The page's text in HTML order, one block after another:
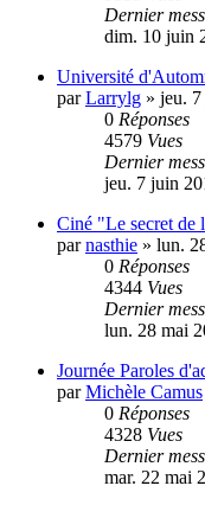
Dernier
dim. 10 juin
Université
parLarrylg » jeu.
0 Réponses
4579 Vues
Dernier
jeu. 7 juin
Ciné "Le secret de
parnasthie » lun.
0 Réponses
4344 Vues
Dernier
lun. 28 mai
Journée Paroles
parMichèle Camus
0 Réponses
4328 Vues
Dernier
mar. 22 mai